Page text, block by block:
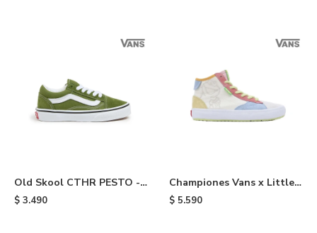
Old Skool CTHR PESTO -
Green
$ 3.490
Championes Vans x Little
Lizzie Sesame Street de
$ 5.590